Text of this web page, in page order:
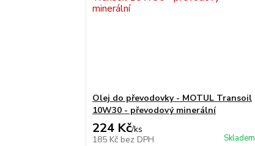
Olej do převodovky - MOTUL Transoil
10W30 - převodový minerální
224 Kč/ks
185 Kč bez DPH Skladem